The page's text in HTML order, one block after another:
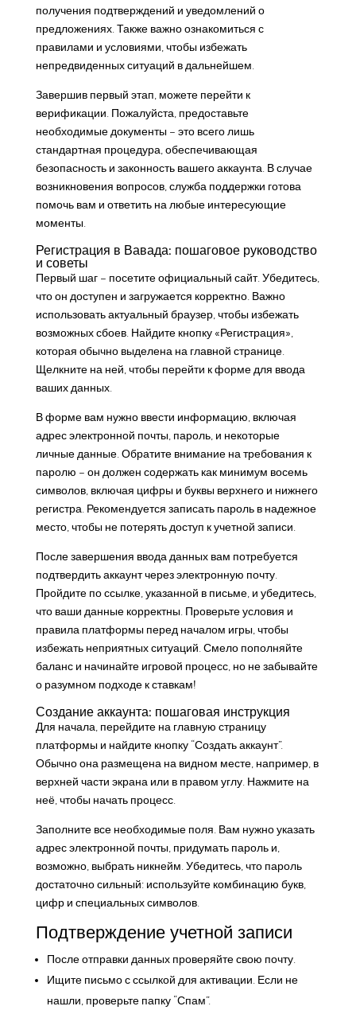
получения подтверждений и уведомлений о
предложениях. Также важно ознакомиться с
правилами и условиями, чтобы избежать
непредвиденных ситуаций в дальнейшем.
Завершив первый этап, можете перейти к
верификации. Пожалуйста, предоставьте
необходимые документы – это всего лишь
стандартная процедура, обеспечивающая
безопасность и законность вашего аккаунта. В случае
возникновения вопросов, служба поддержки готова
помочь вам и ответить на любые интересующие
моменты.
Регистрация в Вавада: пошаговое руководство
и советы
Первый шаг – посетите официальный сайт. Убедитесь,
что он доступен и загружается корректно. Важно
использовать актуальный браузер, чтобы избежать
возможных сбоев. Найдите кнопку «Регистрация»,
которая обычно выделена на главной странице.
Щелкните на ней, чтобы перейти к форме для ввода
ваших данных.
В форме вам нужно ввести информацию, включая
адрес электронной почты, пароль, и некоторые
личные данные. Обратите внимание на требования к
паролю – он должен содержать как минимум восемь
символов, включая цифры и буквы верхнего и нижнего
регистра. Рекомендуется записать пароль в надежное
место, чтобы не потерять доступ к учетной записи.
После завершения ввода данных вам потребуется
подтвердить аккаунт через электронную почту.
Пройдите по ссылке, указанной в письме, и убедитесь,
что ваши данные корректны. Проверьте условия и
правила платформы перед началом игры, чтобы
избежать неприятных ситуаций. Смело пополняйте
баланс и начинайте игровой процесс, но не забывайте
о разумном подходе к ставкам!
Создание аккаунта: пошаговая инструкция
Для начала, перейдите на главную страницу
платформы и найдите кнопку “Создать аккаунт”.
Обычно она размещена на видном месте, например, в
верхней части экрана или в правом углу. Нажмите на
неё, чтобы начать процесс.
Заполните все необходимые поля. Вам нужно указать
адрес электронной почты, придумать пароль и,
возможно, выбрать никнейм. Убедитесь, что пароль
достаточно сильный: используйте комбинацию букв,
цифр и специальных символов.
Подтверждение учетной записи
После отправки данных проверяйте свою почту.
Ищите письмо с ссылкой для активации. Если не
нашли, проверьте папку “Спам”.